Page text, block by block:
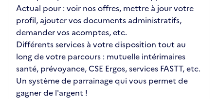
Actual pour : voir nos offres, mettre à jour votre
profil, ajouter vos documents administratifs,
demander vos acomptes, etc.
Différents services à votre disposition tout au
long de votre parcours : mutuelle intérimaires
santé, prévoyance, CSE Ergos, services FASTT, etc.
Un système de parrainage qui vous permet de
gagner de l'argent !